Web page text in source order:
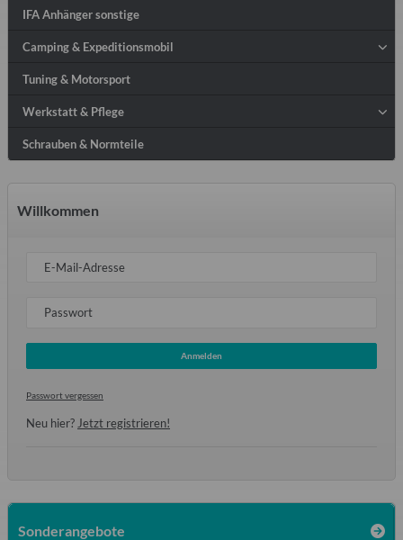
IFA Anhänger sonstige
Camping & Expeditionsmobil
Tuning & Motorsport
Werkstatt & Pflege
Schrauben & Normteile
Willkommen
E-Mail-Adresse
Passwort
Anmelden
Passwort vergessen
Neu hier? Jetzt registrieren!
Sonderangebote